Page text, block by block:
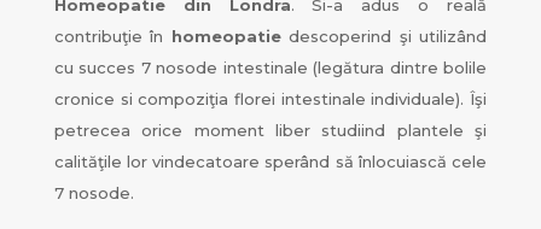
Homeopatie din Londra. Si-a adus o reală
contribuţie în homeopatiedescoperind şi utilizând
cu succes 7 nosode intestinale (legătura dintre bolile
cronice si compoziţia florei intestinale individuale). Îşi
petrecea orice moment liber studiind plantele şi
calităţile lor vindecatoare sperând să înlocuiască cele
7 nosode.